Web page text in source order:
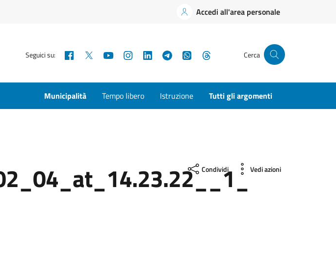
Accedi all'area personale
Seguici su: Facebook YouTubeInstagramLinkedInTelegramWhatsApp Cerca
Municipalità Tempo libero Istruzione Tutti gli argomenti
Condividi Vedi azioni